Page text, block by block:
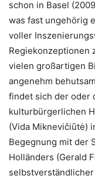
schon in Basel
was fast ungehörig
voller
Regiekonzeptionen
vielen großartigen
angenehm
findet sich der oder
kulturbürgerlichen
(Vida Miknevičiūtė)
Begegnung mit der
Holländers (Gerald